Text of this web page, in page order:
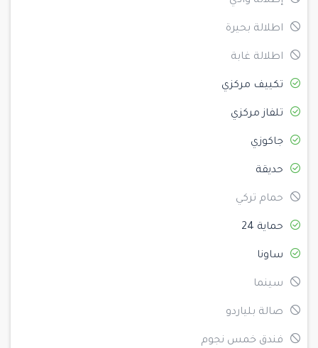
اطلالة بحيرة
اطلالة غابة
تكييف مركزي
تلفاز مركزي
جاكوزي
حديقة
حمام تركي
حماية 24
ساونا
سينما
صالة بلياردو
فندق خمس نجوم